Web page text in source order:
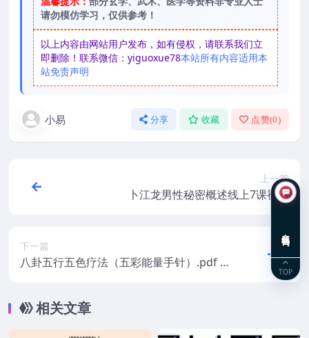
请勿模仿学习，仅供参考！
以上内容由网站用户发布，如有侵权，请联系我们立
即删除！联系微信：yiguoxue78本站所有内容适用本
站免责声明
小易 分享 收藏 点赞(0)
上一篇
卜江龙男性秘密概述线上7课视频
下一篇
八卦五行五色疗法（五彩能量手针）.pdf 百
相关文章
TOP